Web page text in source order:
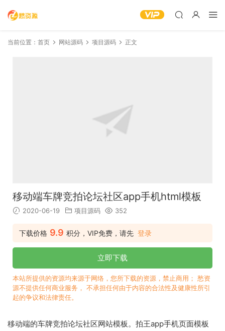
当前位置： 首页 网站源码 项目源码 正文
移动端车牌竞拍论坛社区app手机html模板
2020-06-19 项目源码 352
下载价格 9.9 积分，VIP免费，请先 登录
立即下载
本站所提供的资源均来源于网络，您所下载的资源，禁止商用； 愁资
源不提供任何商业服务， 不承担任何由于内容的合法性及健康性所引
起的争议和法律责任。
移动端的车牌竞拍论坛社区网站模板。拍王app手机页面模板